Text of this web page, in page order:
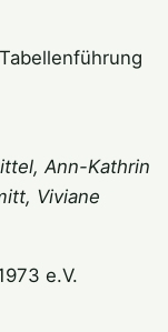
Ann-Kathrin
Viviane
e.V.